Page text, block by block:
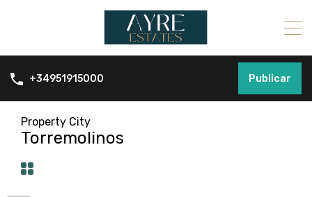
+34951915000 Publicar
Property City
Torremolinos